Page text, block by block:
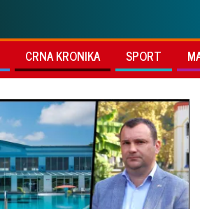
CRNA KRONIKA SPORT